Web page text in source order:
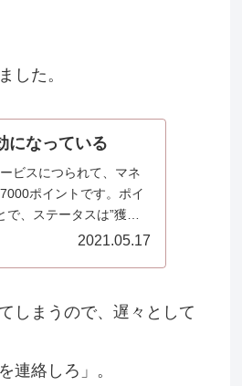
した。
になっている
ビスにつられて、マネ
ポイントです。ポイ
、ステータスは”獲得
2021.05.17
しまうので、遅々として
連絡しろ」。